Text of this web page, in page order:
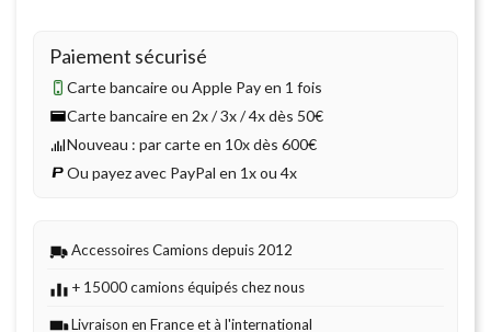
Paiement sécurisé
Carte bancaire ou Apple Pay en 1 fois
Carte bancaire en 2x / 3x / 4x dès 50€
Nouveau : par carte en 10x dès 600€
Ou payez avec PayPal en 1x ou 4x
Accessoires Camions depuis 2012
+ 15000 camions équipés chez nous
Livraison en France et à l'international